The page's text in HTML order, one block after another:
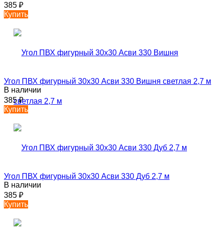
385 ₽
Купить
Угол ПВХ фигурный 30х30 Асви 330 Вишня светлая 2,7 м
В наличии
385₽
Купить
Угол ПВХ фигурный 30х30 Асви 330 Дуб 2,7 м
В наличии
385 ₽
Купить